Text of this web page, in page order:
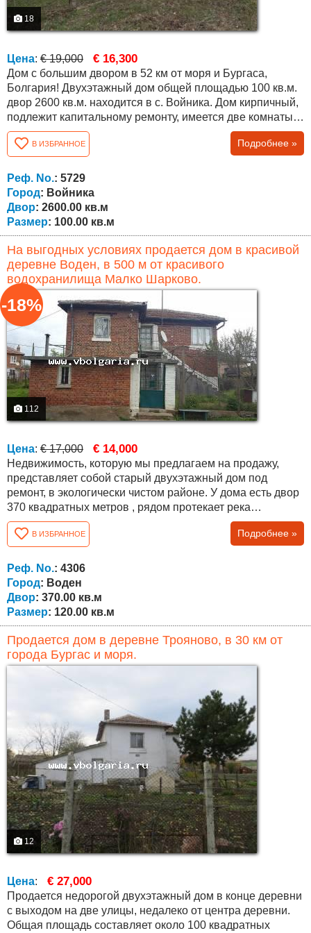
18
Цена: € 19,000 € 16,300
Дом с большим двором в 52 км от моря и Бургаса,
Болгария! Двухэтажный дом общей площадью 100 кв.м.
двор 2600 кв.м. находится в с. Войника. Дом кирпичный,
подлежит капитальному ремонту, имеется две комнаты
на первом этаже и три на втором. Двор с небольшим
уклоном, в конце деревни с прекрасным видом на поля.
Участок огорожен забором - сеткой. Дом расположен в
деревне Войника. В этой местности прекрасная
природа. Это место рекомендуется...
В ИЗБРАННОЕ Подробнее »
Реф. No.: 5729
Город: Войника
Двор: 2600.00 кв.м
Размер: 100.00 кв.м
На выгодных условиях продается дом в красивой
деревне Воден, в 500 м от красивого
водохранилища Малко Шарково.
112
-18%
Цена: € 17,000 € 14,000
Недвижимость, которую мы предлагаем на продажу,
представляет собой старый двухэтажный дом под
ремонт, в экологически чистом районе. У дома есть двор
370 квадратных метров , рядом протекает река
Воденска. Район подходит для охоты, рыбалки и
сельского туризма. В непосредственной близости
находятся плотина Малко Шарково и плотина Воден, а
до города Бургас и моря всего 85 км. Город Елхово
находится в 30 км, а пункт пересечения границы с...
В ИЗБРАННОЕ Подробнее »
Реф. No.: 4306
Город: Воден
Двор: 370.00 кв.м
Размер: 120.00 кв.м
Продается дом в деревне Трояново, в 30 км от
города Бургас и моря.
12
Цена: € 27,000
Продается недорогой двухэтажный дом в конце деревни
с выходом на две улицы, недалеко от центра деревни.
Общая площадь составляет около 100 квадратных